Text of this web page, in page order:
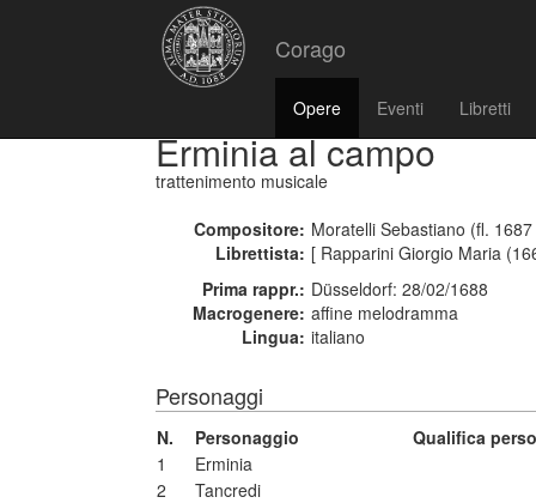
Corago
Opere Eventi Libretti
Erminia al campo
trattenimento musicale
Compositore: Moratelli Sebastiano (fl.
Librettista: [ Rapparini Giorgio Maria
Prima rappr.: Düsseldorf: 28/02/1688
Macrogenere: affine melodramma
Lingua: italiano
Personaggi
N. Personaggio
Qualifica
1
Erminia
2
Tancredi